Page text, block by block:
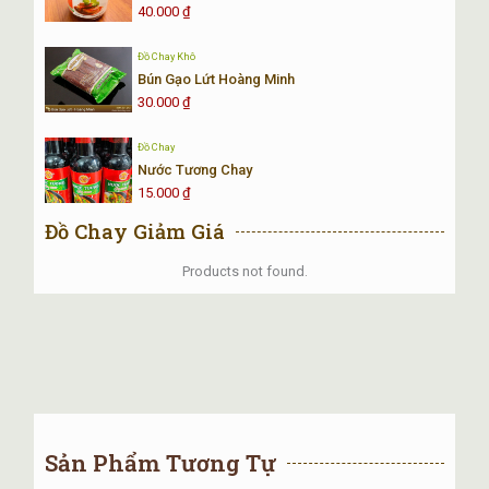
40.000₫
Đồ Chay Khô
Bún Gạo Lứt Hoàng Minh
30.000₫
Đồ Chay
Nước Tương Chay
15.000₫
Đồ Chay Giảm Giá
Products not found.
Hạn sử dụng
Bánh chưng chay được lựa chọn và gói cẩn thận bằng lá
rong đã được rửa sạch sẽ.
TạiNhật Minh Chay
phẩm Bánh Chưng Chay đảm bảo chất lượng.
Sản Phẩm Tương Tự